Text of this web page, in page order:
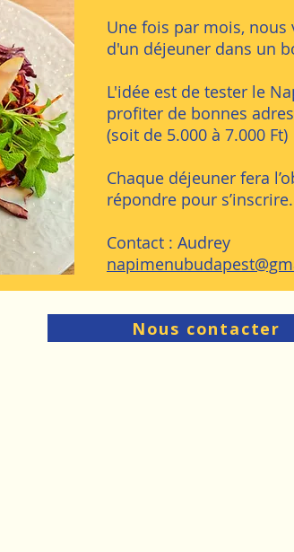
Une fois par mois,
d'un déjeuner dans un
L'idée est de tester le
profiter de bonnes
(soit de 5.000 à 7.000 Ft)
​Chaque déjeuner fera
répondre pour s’inscrire.
Contact : Audrey
Nous contacter